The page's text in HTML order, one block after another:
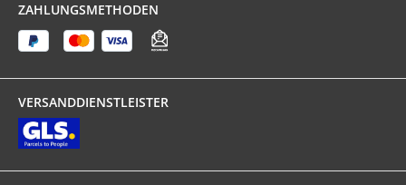
ZAHLUNGSMETHODEN
VERSANDDIENSTLEISTER